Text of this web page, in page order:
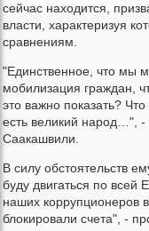
сейчас находится,
власти, характеризуя
сравнениям.
"Единственное, что мы
мобилизация граждан,
это важно показать?
есть великий народ…", -
Саакашвили.
В силу обстоятельств
буду двигаться по всей
наших коррупционеров
блокировали счета", -